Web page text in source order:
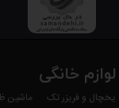
با ضمانت نامه شکوفا
می باشد.
لوازم خانگی
یخچال و فریزر تک ماشین